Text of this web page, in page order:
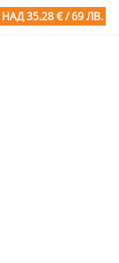
НАД 35.28 € / 69 ЛВ.